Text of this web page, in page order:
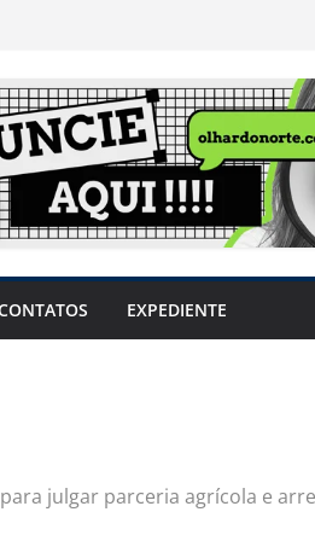
EXPEDIENTE
julgar parceria agrícola e